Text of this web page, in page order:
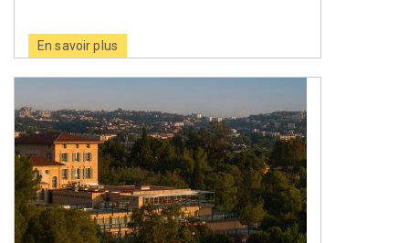
En savoir plus